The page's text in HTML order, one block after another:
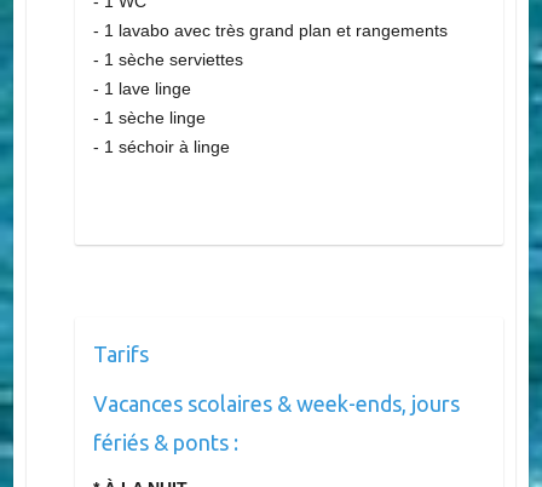
- 1 douche
- 1 WC
- 1 lavabo avec très grand plan et rangements
- 1 sèche serviettes
- 1 lave linge
Tarifs
Vacances scolaires & week-ends, jours